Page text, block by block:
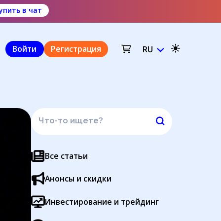
в чат
Войти Регистрация RU
Все статьи
Анонсы и скидки
Инвестирование и трейдинг